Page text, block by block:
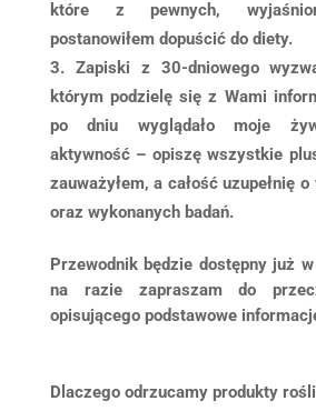
które z pewnych,
postanowiłem dopuścić do diety.
Zapiski z 30-dniowego
którym podzielę się z Wami
po dniu wyglądało moje
aktywność – opiszę wszystkie
zauważyłem, a całość uzupełnię
oraz wykonanych badań.
Przewodnik będzie dostępny już
na razie zapraszam do
opisującego podstawowe
Dlaczego odrzucamy produkty